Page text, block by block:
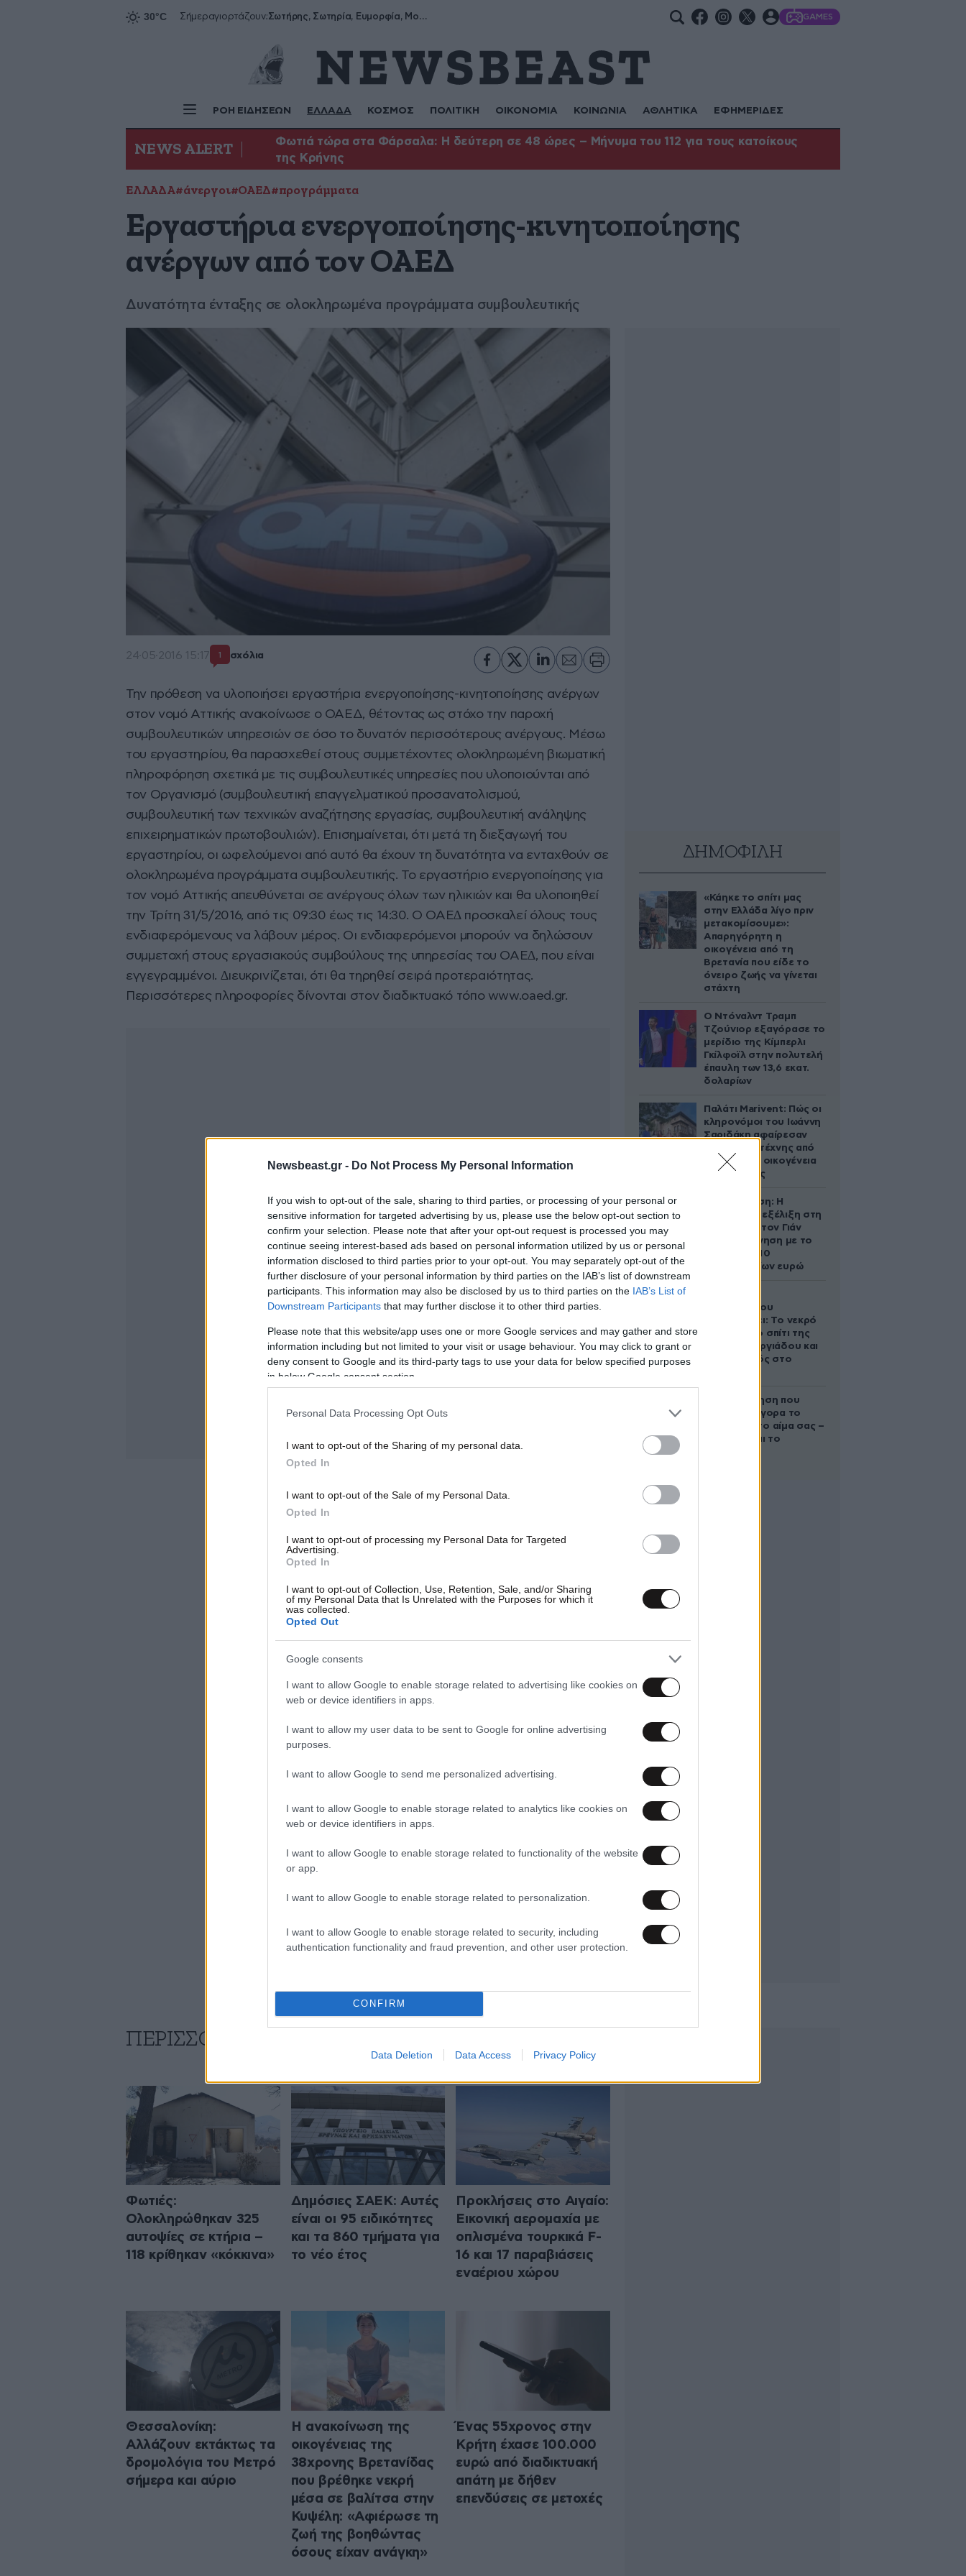
Newsbeast.gr - Do Not Process My Personal Information
If you wish to opt-out of the sale, sharing to third parties, or processing of your personal or
sensitive information for targeted advertising by us, please use the below opt-out section to
confirm your selection. Please note that after your opt-out request is processed you may
continue seeing interest-based ads based on personal information utilized by us or personal
information disclosed to third parties prior to your opt-out. You may separately opt-out of the
further disclosure of your personal information by third parties on the IAB’s list of downstream
participants. This information may also be disclosed by us to third parties on the IAB’s List of
Downstream Participants that may further disclose it to other third parties.
Please note that this website/app uses one or more Google services and may gather and store
information including but not limited to your visit or usage behaviour. You may click to grant or
deny consent to Google and its third-party tags to use your data for below specified purposes
in below Google consent section.
Personal Data Processing Opt Outs
I want to opt-out of the Sharing of my personal data.
Opted In
I want to opt-out of the Sale of my Personal Data.
Opted In
I want to opt-out of processing my Personal Data for Targeted
Advertising.
Opted In
I want to opt-out of Collection, Use, Retention, Sale, and/or Sharing
of my Personal Data that Is Unrelated with the Purposes for which it
was collected.
Opted Out
Google consents
I want to allow Google to enable storage related to advertising like cookies on
web or device identifiers in apps.
I want to allow my user data to be sent to Google for online advertising
purposes.
I want to allow Google to send me personalized advertising.
I want to allow Google to enable storage related to analytics like cookies on
web or device identifiers in apps.
I want to allow Google to enable storage related to functionality of the website
or app.
I want to allow Google to enable storage related to personalization.
I want to allow Google to enable storage related to security, including
authentication functionality and fraud prevention, and other user protection.
CONFIRM
Data Deletion Data Access Privacy Policy
Σήμεραγιορτάζουν: Σωτήρης, Σωτηρία, Ευμορφία, Μορφούλα GAMES
ΡΟΗ ΕΙΔΗΣΕΩΝ ΕΛΛΑΔΑ ΚΟΣΜΟΣ ΠΟΛΙΤΙΚΗ ΟΙΚΟΝΟΜΙΑ ΚΟΙΝΩΝΙΑ ΑΘΛΗΤΙΚΑ ΕΦΗΜΕΡΙΔΕΣ
NEWS ALERT
Φωτιά τώρα στα Φάρσαλα: Η δεύτερη σε 48 ώρες – Μήνυμα του 112 για τους κατοίκους
της Κρήνης
ΕΛΛΑΔΑ#άνεργοι#ΟΑΕΔ#προγράμματα
Εργαστήρια ενεργοποίησης-κινητοποίησης
ανέργων από τον ΟΑΕΔ
Δυνατότητα ένταξης σε ολοκληρωµένα προγράµµατα συµβουλευτικής
24·05·2016 15:17 1 σχόλια
Την πρόθεση να υλοποιήσει εργαστήρια ενεργοποίησης-κινητοποίησης ανέργων
στον νοµό Αττικής ανακοίνωσε ο ΟΑΕΔ, θέτοντας ως στόχο την παροχή
συµβουλευτικών υπηρεσιών σε όσο το δυνατόν περισσότερους ανέργους. Μέσω
του εργαστηρίου, θα παρασχεθεί στους συµµετέχοντες ολοκληρωµένη βιωµατική
πληροφόρηση σχετικά µε τις συµβουλευτικές υπηρεσίες που υλοποιούνται από
τον Οργανισµό (συµβουλευτική επαγγελµατικού προσανατολισµού,
συµβουλευτική των τεχνικών αναζήτησης εργασίας, συµβουλευτική ανάληψης
επιχειρηµατικών πρωτοβουλιών). Επισηµαίνεται, ότι µετά τη διεξαγωγή του
εργαστηρίου, οι ωφελούµενοι από αυτό θα έχουν τη δυνατότητα να ενταχθούν σε
ολοκληρωµένα προγράµµατα συµβουλευτικής. Το εργαστήριο ενεργοποίησης για
τον νοµό Αττικής απευθύνεται σε ανέργους όλων των ηλικιών και θα υλοποιηθεί
την Τρίτη 31/5/2016, από τις 09:30 έως τις 14:30. Ο ΟΑΕ∆ προσκαλεί όλους τους
ενδιαφερόµενους να λάβουν µέρος. Οι ενδιαφερόμενοι μπορούν να δηλώσουν
συμμετοχή στους εργασιακούς συµβούλους της υπηρεσίας του ΟΑΕ∆, που είναι
εγγεγραµµένοι. ∆ιευκρινίζεται, ότι θα τηρηθεί σειρά προτεραιότητας.
Περισσότερες πληροφορίες δίνονται στον διαδικτυακό τόπο www.oaed.gr.
ΔΗΜΟΦΙΛΗ
«Κάηκε το σπίτι μας
στην Ελλάδα λίγο πριν
μετακομίσουμε»:
Απαρηγόρητη η
οικογένεια από τη
Βρετανία που είδε το
όνειρο ζωής να γίνεται
στάχτη
Ο Ντόναλντ Τραμπ
Τζούνιορ εξαγόρασε το
μερίδιο της Κίμπερλι
Γκίλφοϊλ στην πολυτελή
έπαυλη των 13,6 εκατ.
δολαρίων
Παλάτι Marivent: Πώς οι
κληρονόμοι του Ιωάννη
Σαριδάκη αφαίρεσαν
1.300 έργα τέχνης από
τη βασιλική οικογένεια
της Ισπανίας
Αθηνά Ωνάση: Η
απρόσμενη εξέλιξη στη
διαμάχη με τον Γιάν
Τοπς – Η κίνηση με το
άλογο των 10
εκατομμυρίων ευρώ
Τζώρτζογλου
αποκαλύπτει: Το νεκρό
έμβρυο στο σπίτι της
Μαρίας Γεωργιάδου και
ο εγκλεισμός στο
Η απλή άσκηση που
μειώνει γρήγορα το
σάκχαρο στο αίμα σας –
Και δεν είναι το
ΠΕΡΙΣΣΟΤΕΡΑ ΑΠΟ ΤΗΝ ΕΛΛΑΔΑ
Φωτιές:
Ολοκληρώθηκαν 325
αυτοψίες σε κτήρια –
118 κρίθηκαν «κόκκινα»
Δημόσιες ΣΑΕΚ: Αυτές
είναι οι 95 ειδικότητες
και τα 860 τμήματα για
το νέο έτος
Προκλήσεις στο Αιγαίο:
Εικονική αερομαχία με
οπλισμένα τουρκικά F-
16 και 17 παραβιάσεις
εναέριου χώρου
Θεσσαλονίκη:
Αλλάζουν εκτάκτως τα
δρομολόγια του Μετρό
σήμερα και αύριο
Η ανακοίνωση της
οικογένειας της
38χρονης Βρετανίδας
που βρέθηκε νεκρή
μέσα σε βαλίτσα στην
Κυψέλη: «Αφιέρωσε τη
ζωή της βοηθώντας
όσους είχαν ανάγκη»
Ένας 55χρονος στην
Κρήτη έχασε 100.000
ευρώ από διαδικτυακή
απάτη με δήθεν
επενδύσεις σε μετοχές